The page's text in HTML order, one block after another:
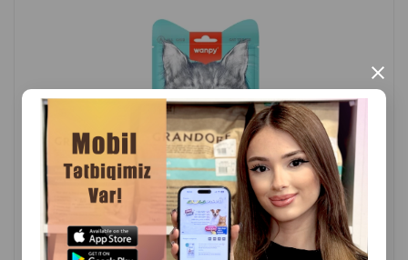
×
( Rəylər)